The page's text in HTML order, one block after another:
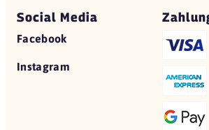
Social Media
Facebook
Instagram